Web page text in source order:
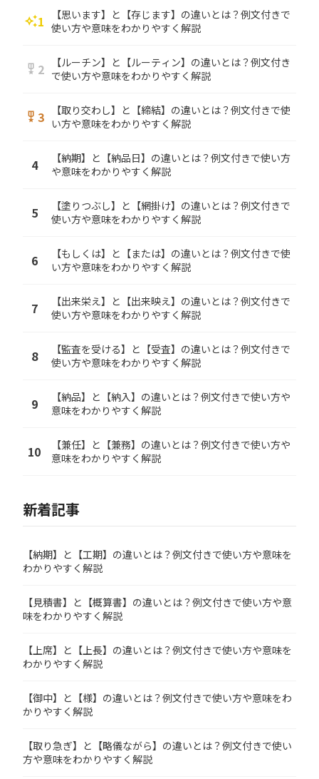
auto_awesome1
【思います】と【存じます】の違いとは？例文付きで
使い方や意味をわかりやすく解説
military_tech 2
【ルーチン】と【ルーティン】の違いとは？例文付き
で使い方や意味をわかりやすく解説
military_tech 3
【取り交わし】と【締結】の違いとは？例文付きで使
い方や意味をわかりやすく解説
4
【納期】と【納品日】の違いとは？例文付きで使い方
や意味をわかりやすく解説
5
【塗りつぶし】と【網掛け】の違いとは？例文付きで
使い方や意味をわかりやすく解説
6
【もしくは】と【または】の違いとは？例文付きで使
い方や意味をわかりやすく解説
7
【出来栄え】と【出来映え】の違いとは？例文付きで
使い方や意味をわかりやすく解説
8
【監査を受ける】と【受査】の違いとは？例文付きで
使い方や意味をわかりやすく解説
9
【納品】と【納入】の違いとは？例文付きで使い方や
意味をわかりやすく解説
10
【兼任】と【兼務】の違いとは？例文付きで使い方や
意味をわかりやすく解説
新着記事
【納期】と【工期】の違いとは？例文付きで使い方や意味を
わかりやすく解説
【見積書】と【概算書】の違いとは？例文付きで使い方や意
味をわかりやすく解説
【上席】と【上長】の違いとは？例文付きで使い方や意味を
わかりやすく解説
【御中】と【様】の違いとは？例文付きで使い方や意味をわ
かりやすく解説
【取り急ぎ】と【略儀ながら】の違いとは？例文付きで使い
方や意味をわかりやすく解説